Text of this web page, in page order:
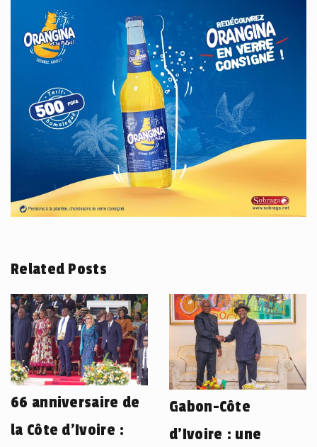
Related Posts
66 anniversaire de
la Côte d’Ivoire :
Gabon-Côte
d’Ivoire : une